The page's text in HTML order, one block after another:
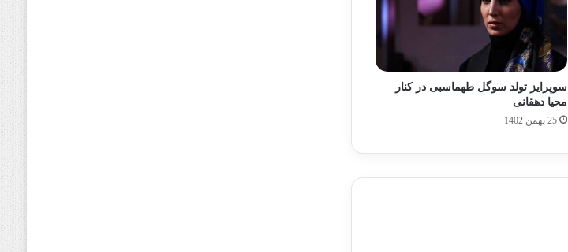
سوپرایز تولد سوگل طهماسبی در کنار
محیا دهقانی
25 بهمن 1402